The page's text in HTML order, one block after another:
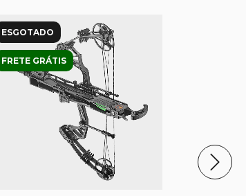
ESGOTADO
FRETE GRÁTIS